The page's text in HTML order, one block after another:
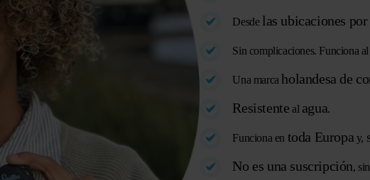
Desde las ubicaciones por
Sin complicaciones. Funciona al
Una marca holandesa de
Resistente al agua.
Funciona en toda Europa y,
No es una suscripción,